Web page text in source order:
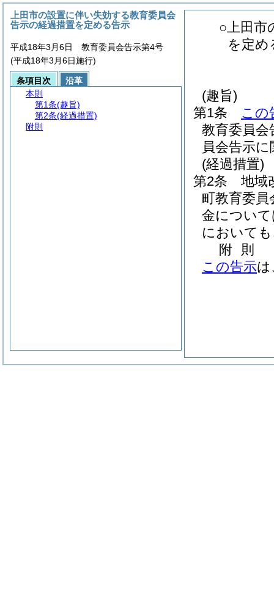
○上田市
を定め
(趣旨)
第1条
この
教育委員
員会告示
(経過措置)
第2条
地域
町教育委員
金につい
において
附 則
この告示は
上田市の設置に伴い失効する教育委員会
告示の経過措置を定める告示
平成18年3月6日 教育委員会告示第4号
(平成18年3月6日施行)
条項目次
沿革
本則
第1条(趣旨)
第2条(経過措置)
附則